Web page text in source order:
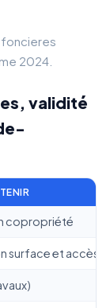
foncieres
2024.
validité
copropriété
surface et accès